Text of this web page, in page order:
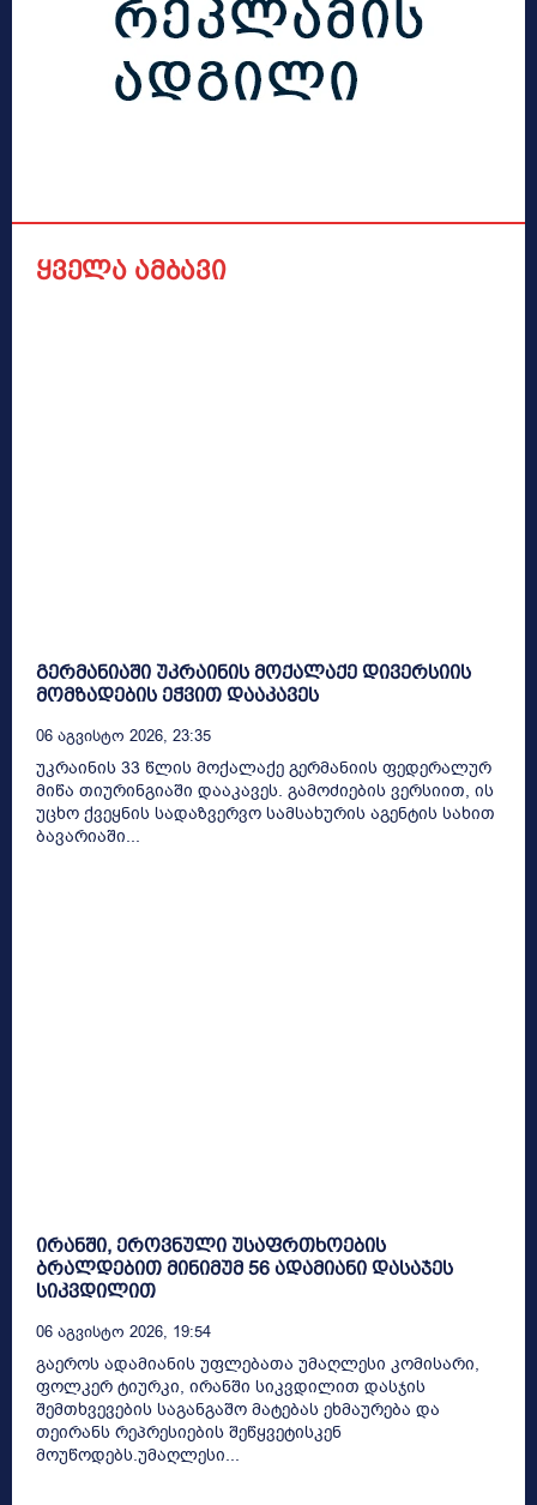
ყველა ამბავი
გერმანიაში უკრაინის მოქალაქე დივერსიის
მომზადების ეჭვით დააკავეს
06 Აგვისტო 2026, 23:35
უკრაინის 33 წლის მოქალაქე გერმანიის ფედერალურ
მიწა თიურინგიაში დააკავეს. გამოძიების ვერსიით, ის
უცხო ქვეყნის სადაზვერვო სამსახურის აგენტის სახით
ბავარიაში...
ირანში, ეროვნული უსაფრთხოების
ბრალდებით მინიმუმ 56 ადამიანი დასაჯეს
სიკვდილით
06 Აგვისტო 2026, 19:54
გაეროს ადამიანის უფლებათა უმაღლესი კომისარი,
ფოლკერ ტიურკი, ირანში სიკვდილით დასჯის
შემთხვევების საგანგაშო მატებას ეხმაურება და
თეირანს რეპრესიების შეწყვეტისკენ
მოუწოდებს.უმაღლესი...